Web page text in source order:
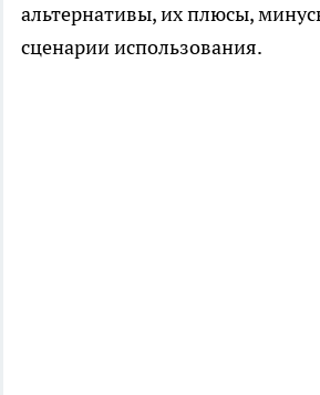
альтернативы, их плюсы,
сценарии использования.